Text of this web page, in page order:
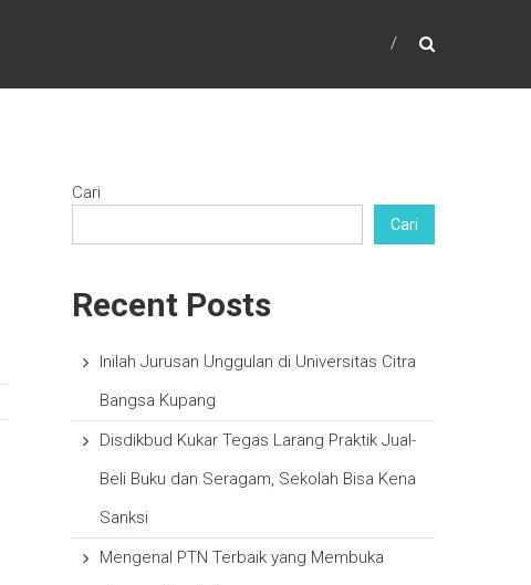
Cari
Cari
Recent Posts
Inilah Jurusan Unggulan di Universitas Citra
Bangsa Kupang
Disdikbud Kukar Tegas Larang Praktik Jual-
Beli Buku dan Seragam, Sekolah Bisa Kena
Sanksi
Mengenal PTN Terbaik yang Membuka